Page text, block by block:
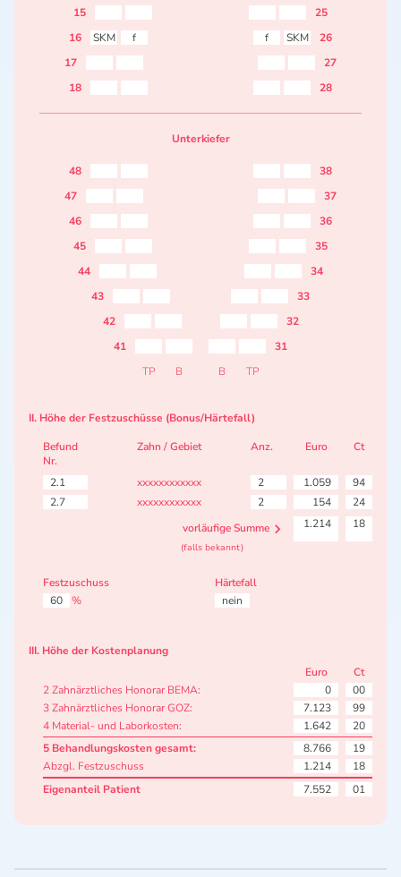
15
25
16
SKM f f SKM
26
17
27
18
28
Unterkiefer
48
38
47
37
46
36
45
35
44
34
43
33
42
32
41
31
TP
B B TP
II. Höhe der Festzuschüsse (Bonus/Härtefall)
Befund
Nr.
Zahn / Gebiet Anz. Euro Ct
2.1 xxxxxxxxxxxx 2 1.059
94
2.7
xxxxxxxxxxxx 2 154
24
vorläufige Summe
1.214 18
(falls bekannt)
Festzuschuss
60
%
Härtefall
nein
III. Höhe der Kostenplanung
Euro
Ct
2 Zahnärztliches Honorar BEMA:
0
00
3 Zahnärztliches Honorar GOZ:
7.123
99
4 Material- und Laborkosten:
1.642
20
5 Behandlungskosten gesamt:
8.766
19
Abzgl. Festzuschuss
1.214
18
Eigenanteil Patient
7.552 01